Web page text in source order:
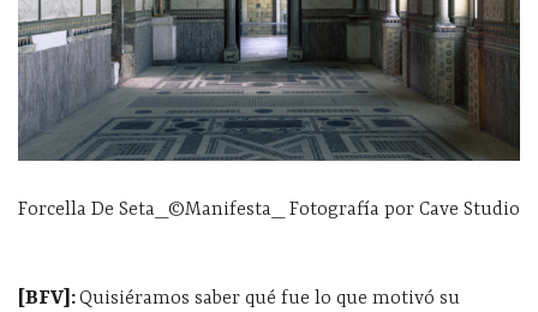
Forcella De Seta_©Manifesta_ Fotografía por Cave Studio
[BFV]:Quisiéramos saber qué fue lo que motivó su